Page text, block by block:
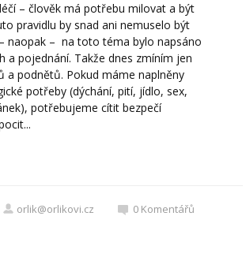
– člověk má potřebu milovat a být
pravidlu by snad ani nemuselo být
naopak – na toto téma bylo napsáno
a pojednání. Takže dnes zmíním jen
a podnětů. Pokud máme naplněny
potřeby (dýchání, pití, jídlo, sex,
potřebujeme cítit bezpečí
orlik@orlikovi.cz 0 Komentářů